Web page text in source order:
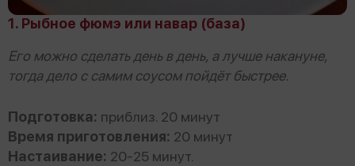
1. Рыбное фюмэ или навар (база)
Его можно сделать день в день, а лучше накануне,
тогда дело с самим соусом пойдёт быстрее.
Подготовка: приблиз. 20 минут
Время приготовления: 20 минут
Настаивание: 20-25 минут.